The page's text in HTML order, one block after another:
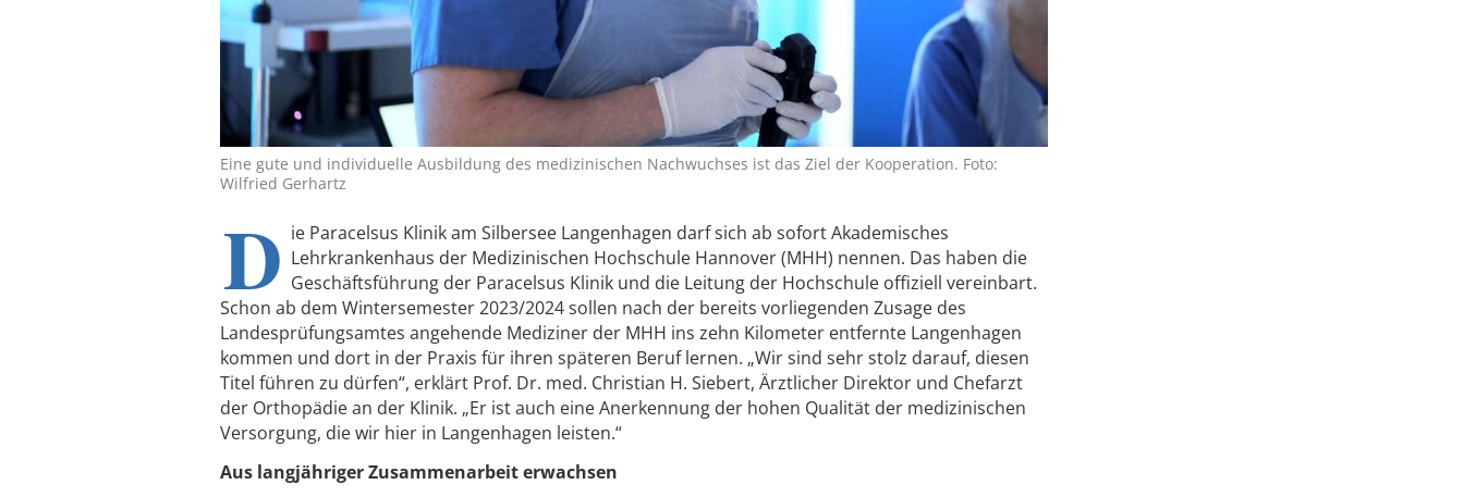
Eine gute und individuelle Ausbildung des medizinischen Nachwuchses ist das Ziel der Kooperation. Foto:
Wilfried Gerhartz
D ie Paracelsus Klinik am Silbersee Langenhagen darf sich ab sofort Akademisches
Lehrkrankenhaus der Medizinischen Hochschule Hannover (MHH) nennen. Das haben die
Geschäftsführung der Paracelsus Klinik und die Leitung der Hochschule offiziell vereinbart.
Schon ab dem Wintersemester 2023/2024 sollen nach der bereits vorliegenden Zusage des
Landesprüfungsamtes angehende Mediziner der MHH ins zehn Kilometer entfernte Langenhagen
kommen und dort in der Praxis für ihren späteren Beruf lernen. „Wir sind sehr stolz darauf, diesen
Titel führen zu dürfen“, erklärt Prof. Dr. med. Christian H. Siebert, Ärztlicher Direktor und Chefarzt
der Orthopädie an der Klinik. „Er ist auch eine Anerkennung der hohen Qualität der medizinischen
Versorgung, die wir hier in Langenhagen leisten.“
Aus langjähriger Zusammenarbeit erwachsen